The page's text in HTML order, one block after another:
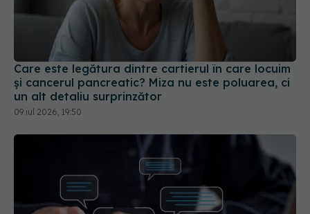
Care este legătura dintre cartierul în care locuim
și cancerul pancreatic? Miza nu este poluarea, ci
un alt detaliu surprinzător
09 iul 2026, 19:50